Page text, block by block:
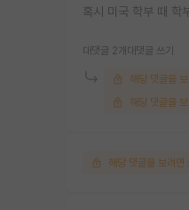
혹시 미국 학부 때 학
대댓글 2개 대댓글 쓰기
해당 댓글을
해당 댓글을
해당 댓글을 보려면